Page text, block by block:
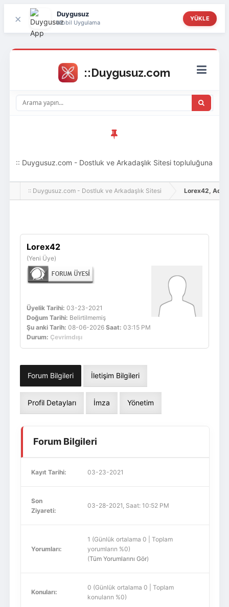
× Duygusuz
Mobil Uygulama
YÜKLE
:: Duygusuz.com - Dostluk ve Arkadaşlık Sitesi topluluğuna
hoş geldin ziyaretçi! Aramıza katılmak istersen kayıt
:: Duygusuz.com - Dostluk ve Arkadaşlık Sitesi Lorex42, Adlı
Lorex42
(Yeni Üye)
Üyelik Tarihi: 03-23-2021
Doğum Tarihi: Belirtilmemiş
Şu anki Tarih: 08-06-2026 Saat: 03:15 PM
Durum: Çevrimdışı
Forum Bilgileri İletişim Bilgileri
Profil Detayları İmza Yönetim
Forum Bilgileri
Kayıt Tarihi: 03-23-2021
Son
Ziyareti:
03-28-2021, Saat: 10:52 PM
Yorumları:
1 (Günlük ortalama 0 | Toplam
yorumların %0)
(Tüm Yorumlarını Gör)
Konuları:
0 (Günlük ortalama 0 | Toplam
konuların %0)